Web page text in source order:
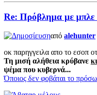
Re: Πρόβλημα με
από alehunter
οκ παρηγγειλα απο το εσοπ
Τη μισή αλήθεια κρύβανε
ψέμα που κυβερνά...
Όποιος δεν φοβάται το